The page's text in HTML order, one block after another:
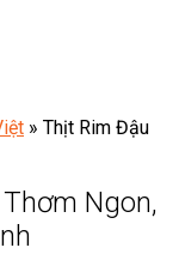
» Thịt Rim Đậu
Ngon,